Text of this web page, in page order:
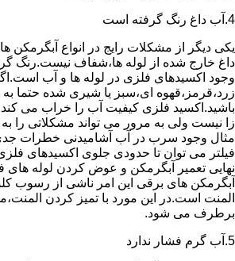
4.آب داغ رنگ گرفته است
یکی دیگر از مشکلات رایج در انواع آبگرمکن
داغ خارج شده از لوله ها،شفاف نیست.رنگ
وجود اکسیدهای فلزی در لوله ها و آب
زرد،قرمز،قهوه ای،سبز یا شیری شده حتما به
باشید.اکسید فلزی کیفیت آب را خراب می
زا نیست ولی به مرور می تواند مشکلاتی را
مثال وجود سرب در آب آشامیدنی خطرات
فیلتر می توان تا حدودی جلوی اکسیدهای
نهایی تعمیر آبگرمکن و عوض کردن لوله
آبگرمکن های برقی این امر ناشی از رسوب
المنت است.در این مورد با تمیز کردن
برطرف می شود.
5.آب گرم فشار ندارد